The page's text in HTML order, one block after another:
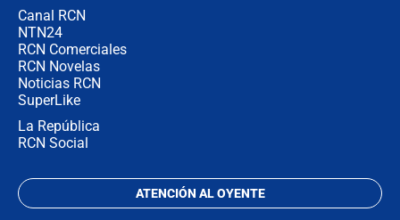
Canal RCN
NTN24
RCN Comerciales
RCN Novelas
Noticias RCN
SuperLike
La República
RCN Social
ATENCIÓN AL OYENTE